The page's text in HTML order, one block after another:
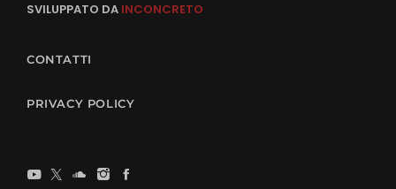
SVILUPPATO DA INCONCRETO
CONTATTI
PRIVACY POLICY